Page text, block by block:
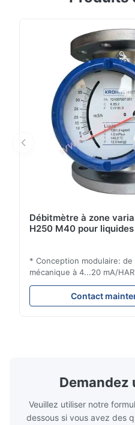
(jusqu'à 170 000 kg/h ou
est équipé d'un système
(EGM).TMLe système est
Débitmètre à zone
H250 M40 pour
* Conception modulaire:
mécanique à 4...20 mA/
Profibus-PA et totalizateur
quelle position
horizontale ou dans les
Contact
Demandez
Veuillez utiliser notre
dessous si vous avez des